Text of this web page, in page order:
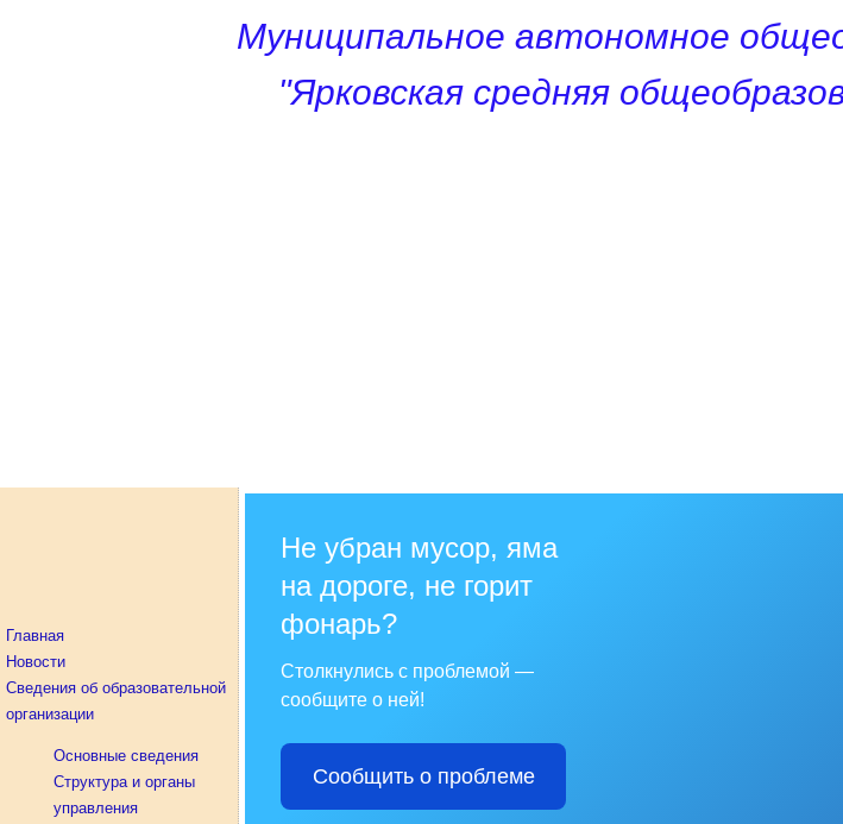
Муниципальное автономное
"Ярковская средняя
Главная
Новости
Сведения об образовательной
организации
Основные сведения
Структура и органы
управления
Не убран мусор, яма
на дороге, не горит
фонарь?
Столкнулись с проблемой —
сообщите о ней!
Сообщить о проблеме